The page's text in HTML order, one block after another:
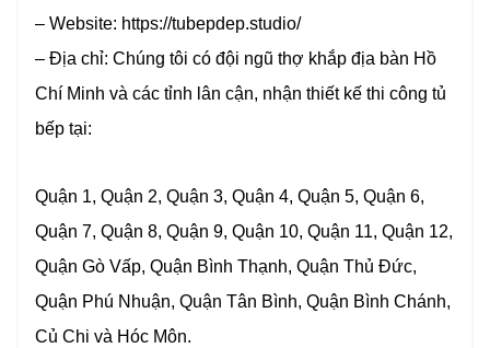
– Website: https://tubepdep.studio/
– Địa chỉ: Chúng tôi có đội ngũ thợ khắp địa bàn Hồ
Chí Minh và các tỉnh lân cận, nhận thiết kế thi công tủ
bếp tại:
Quận 1, Quận 2, Quận 3, Quận 4, Quận 5, Quận 6,
Quận 7, Quận 8, Quận 9, Quận 10, Quận 11, Quận 12,
Quận Gò Vấp, Quận Bình Thạnh, Quận Thủ Đức,
Quận Phú Nhuận, Quận Tân Bình, Quận Bình Chánh,
Củ Chi và Hóc Môn.